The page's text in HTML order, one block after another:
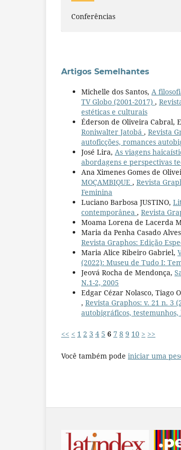
Conferências
Artigos Semelhantes
Michelle dos Santos, A
TV Globo (2001-2017) ,
estéticas e culturais
Éderson de Oliveira Cabral,
Roniwalter Jatobá , Revista
autoficções, romances
José Lira, As viagens
abordagens e perspectivas
Ana Ximenes Gomes de
MOÇAMBIQUE , Revista
Feminina
Luciano Barbosa JUSTINO,
contemporânea , Revista
Moama Lorena de Lacerda
Maria da Penha Casado
Revista Graphos: Edição
Maria Alice Ribeiro Gabriel,
(2022): Museu de Tudo I:
Jeová Rocha de Mendonça,
N.1-2, 2005
Edgar Cézar Nolasco, Tiago
, Revista Graphos: v. 21 n. 3
autobigráficos,
<< < 1 2 3 4 5 6 7 8 9 10 > >>
Você também pode iniciar uma